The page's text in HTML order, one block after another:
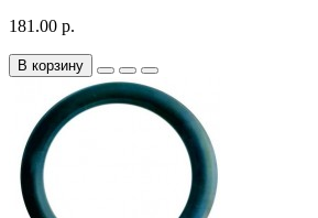
181.00 р.
В корзину